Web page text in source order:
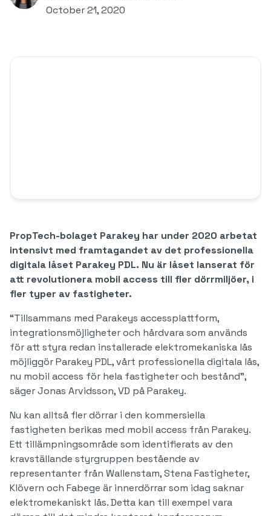
October 21, 2020
PropTech-bolaget Parakey har under 2020 arbetat
intensivt med framtagandet av det professionella
digitala låset Parakey PDL. Nu är låset lanserat för
att revolutionera mobil access till fler dörrmiljöer, i
fler typer av fastigheter.
“Tillsammans med Parakeys accessplattform,
integrationsmöjligheter och hårdvara som används
för att styra redan installerade elektromekaniska lås
möjliggör Parakey PDL, vårt professionella digitala lås,
nu mobil access för hela fastigheter och bestånd”,
säger Jonas Arvidsson, VD på Parakey.
Nu kan alltså fler dörrar i den kommersiella
fastigheten berikas med mobil access från Parakey.
Ett tillämpningsområde som identifierats av den
kravställande styrgruppen bestående av
representanter från Wallenstam, Stena Fastigheter,
Klövern och Fabege är innerdörrar som idag saknar
elektromekaniskt lås. Detta kan till exempel vara